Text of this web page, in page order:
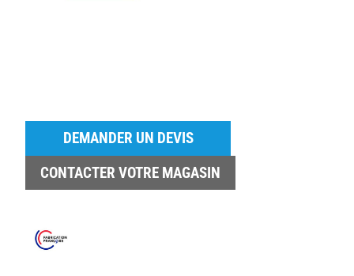
DEMANDER UN DEVIS
CONTACTER VOTRE MAGASIN